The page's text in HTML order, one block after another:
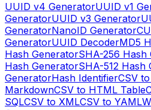
UUID v4 GeneratorUUID v1
GeneratorUUID v3 Generator
GeneratorNanoID Generator
GeneratorUUID DecoderMD5
Hash GeneratorSHA-256 Hash
Hash GeneratorSHA-512 Hash
GeneratorHash IdentifierCSV
MarkdownCSV to HTML Table
SQLCSV to XMLCSV to YAML